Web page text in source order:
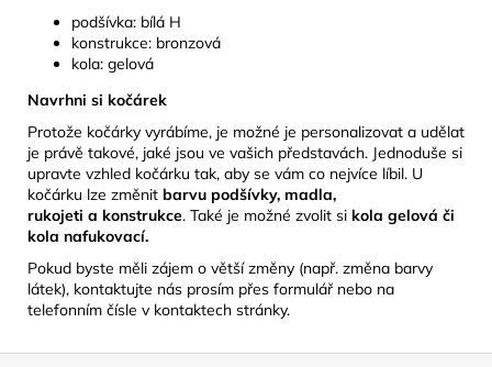
podšívka: bílá H
konstrukce: bronzová
kola: gelová
Navrhni si kočárek
Protože kočárky vyrábíme, je možné je personalizovat a udělat
je právě takové, jaké jsou ve vašich představách. Jednoduše si
upravte vzhled kočárku tak, aby se vám co nejvíce líbil. U
kočárku lze změnit barvu podšívky, madla,
rukojeti a konstrukce. Také je možné zvolit si kola gelová či
kola nafukovací.
Pokud byste měli zájem o větší změny (např. změna barvy
látek), kontaktujte nás prosím přes formulář nebo na
telefonním čísle v kontaktech stránky.